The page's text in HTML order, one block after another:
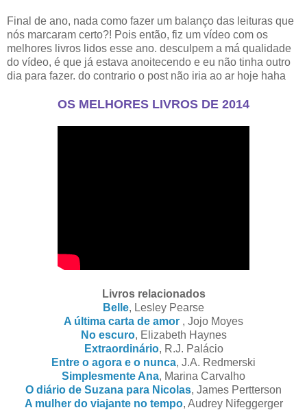
Final de ano, nada como fazer um balanço das leituras que
nós marcaram certo?! Pois então, fiz um vídeo com os
melhores livros lidos esse ano. desculpem a má qualidade
do vídeo, é que já estava anoitecendo e eu não tinha outro
dia para fazer. do contrario o post não iria ao ar hoje haha
OS MELHORES LIVROS DE 2014
Livros relacionados
Belle, Lesley Pearse
A última carta de amor , Jojo Moyes
No escuro, Elizabeth Haynes
Extraordinário, R.J. Palácio
Entre o agora e o nunca, J.A. Redmerski
Simplesmente Ana, Marina Carvalho
O diário de Suzana para Nicolas, James Pertterson
A mulher do viajante no tempo, Audrey Nifeggerger